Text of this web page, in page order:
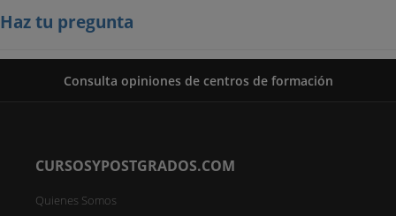
Haz tu pregunta
Consulta opiniones de centros de formación
CURSOSYPOSTGRADOS.COM
Quienes Somos